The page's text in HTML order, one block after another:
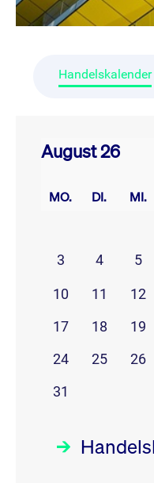
Handelskalender
August 26
MO. DI. MI.
3
4 5
10 11 12
17
18 19
24
25 26
31